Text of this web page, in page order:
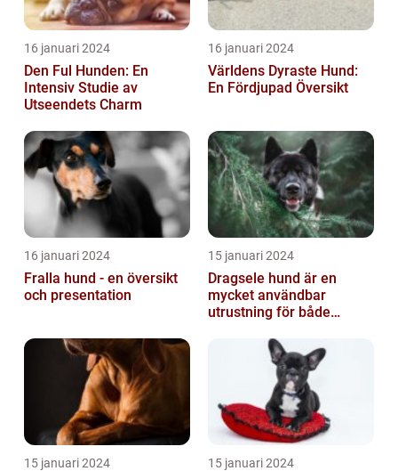
16 januari 2024
Den Ful Hunden: En
Intensiv Studie av
Utseendets Charm
16 januari 2024
Världens Dyraste Hund:
En Fördjupad Översikt
16 januari 2024
Fralla hund - en översikt
och presentation
15 januari 2024
Dragsele hund är en
mycket användbar
utrustning för både
15 januari 2024 15 januari 2024